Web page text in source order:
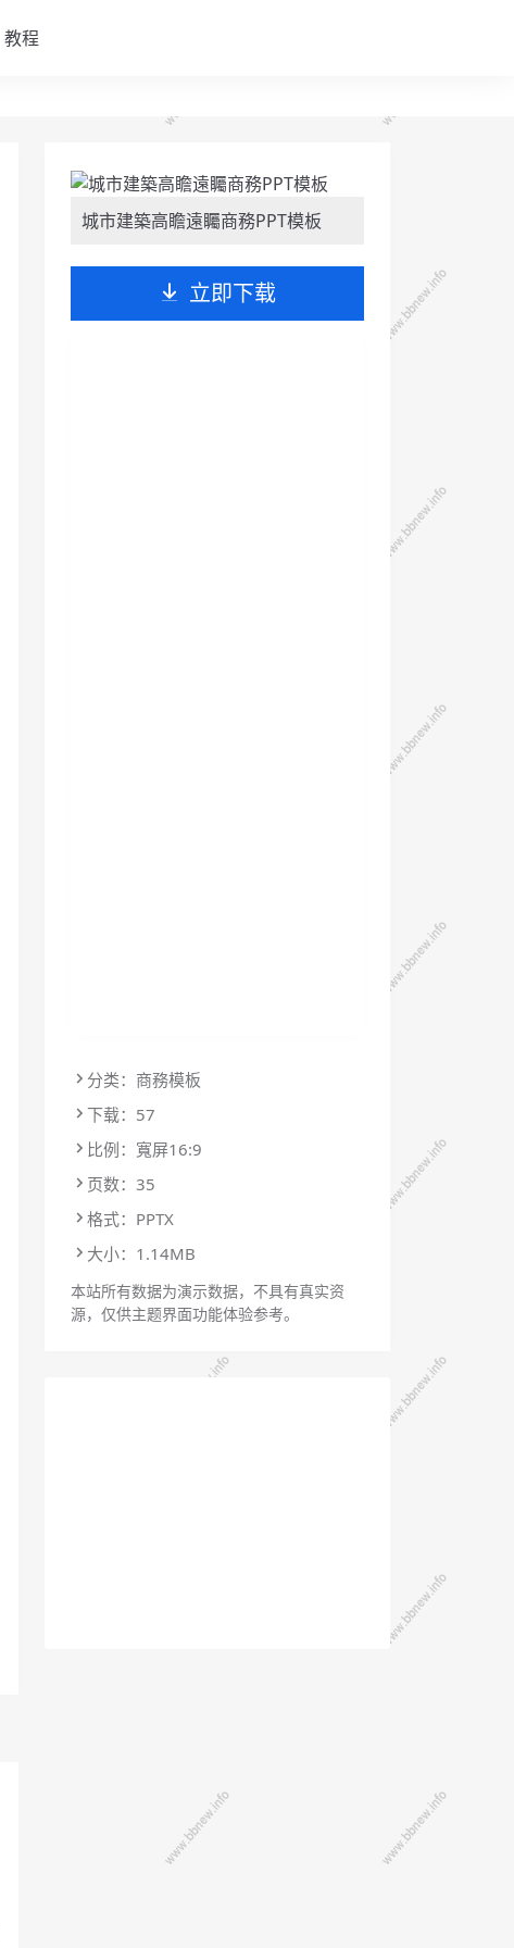
教程
城市建築高瞻遠矚商務PPT模板
立即下载
分类：商務模板
下载：57
比例：寬屏16:9
页数：35
格式：PPTX
大小：1.14MB
本站所有数据为演示数据，不具有真实资
源，仅供主题界面功能体验参考。